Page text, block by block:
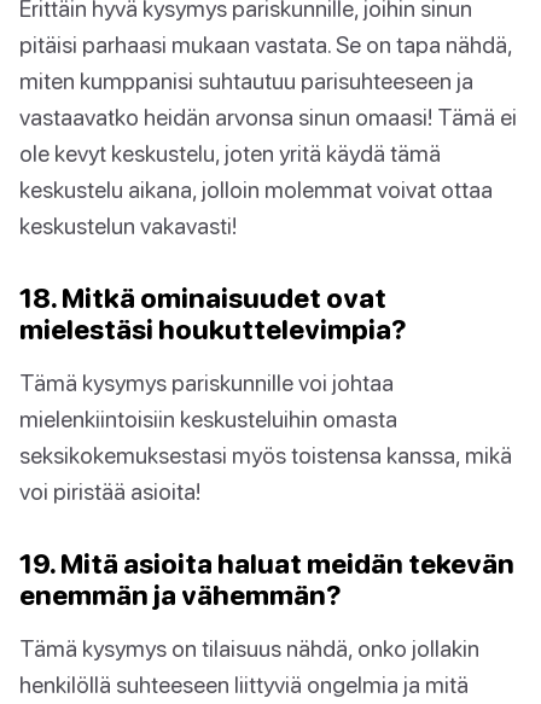
Erittäin hyvä kysymys pariskunnille, joihin sinun
pitäisi parhaasi mukaan vastata. Se on tapa nähdä,
miten kumppanisi suhtautuu parisuhteeseen ja
vastaavatko heidän arvonsa sinun omaasi! Tämä ei
ole kevyt keskustelu, joten yritä käydä tämä
keskustelu aikana, jolloin molemmat voivat ottaa
keskustelun vakavasti!
18. Mitkä ominaisuudet ovat
mielestäsi houkuttelevimpia?
Tämä kysymys pariskunnille voi johtaa
mielenkiintoisiin keskusteluihin omasta
seksikokemuksestasi myös toistensa kanssa, mikä
voi piristää asioita!
19. Mitä asioita haluat meidän tekevän
enemmän ja vähemmän?
Tämä kysymys on tilaisuus nähdä, onko jollakin
henkilöllä suhteeseen liittyviä ongelmia ja mitä